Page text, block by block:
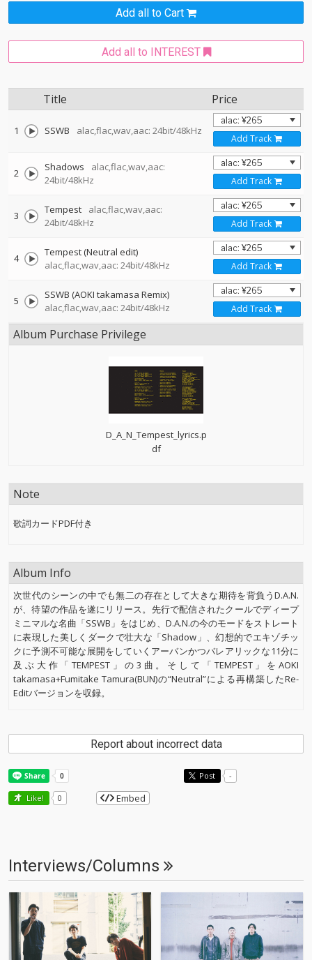
Add all to Cart
Add all to INTEREST
Title Price
1 SSWB alac,flac,wav,aac: 24bit/48kHz
Add Track
2 Shadows
alac,flac,wav,aac:
24bit/48kHz
Add Track
3 Tempest
alac,flac,wav,aac:
24bit/48kHz
Add Track
4
Tempest (Neutral edit)
alac,flac,wav,aac: 24bit/48kHz
Add Track
5
SSWB (AOKI takamasa Remix)
alac,flac,wav,aac: 24bit/48kHz
Add Track
Album Purchase Privilege
D_A_N_Tempest_lyrics.p
df
Note
歌詞カードPDF付き
Album Info
次世代のシーンの中でも無二の存在として大きな期待を背負うD.A.N.
が、待望の作品を遂にリリース。先行で配信されたクールでディープ
ミニマルな名曲「SSWB」をはじめ、D.A.N.の今のモードをストレート
に表現した美しくダークで壮大な「Shadow」、幻想的でエキゾチッ
クに予測不可能な展開をしていくアーバンかつバレアリックな11分に
及ぶ大作「TEMPEST」の3曲。そして「TEMPEST」をAOKI
takamasa+Fumitake Tamura(BUN)の“Neutral”による再構築したRe-
Editバージョンを収録。
Report about incorrect data
Post -
Like! 0 Embed
Interviews/Columns